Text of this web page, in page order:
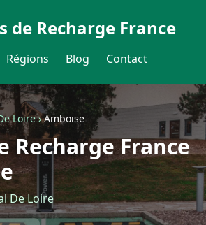
de Recharge France
Régions Blog Contact
Loire›Amboise
Recharge France
De Loire